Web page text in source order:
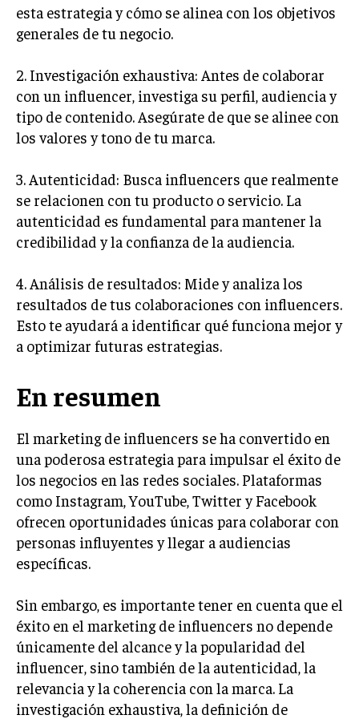
ÉTICA EMPRESARIAL Y RESPONSABILIDAD
SOCIAL
Acerca de Últimas entradas
Ernesto Ayala
Hola, soy Ernesto Ayala, un observador incansable
del mundo empresarial. Vivo para analizar y
comprender los movimientos del mercado. Fuera
del trabajo, soy un amante de la literatura clásica,
Aparece en periódicos digitales y domina los buscadores,
Infórmate aquí.
esta estrategia y cómo se alinea con los objetivos
generales de tu negocio.
2. Investigación exhaustiva: Antes de colaborar
con un influencer, investiga su perfil, audiencia y
tipo de contenido. Asegúrate de que se alinee con
los valores y tono de tu marca.
3. Autenticidad: Busca influencers que realmente
se relacionen con tu producto o servicio. La
autenticidad es fundamental para mantener la
credibilidad y la confianza de la audiencia.
4. Análisis de resultados: Mide y analiza los
resultados de tus colaboraciones con influencers.
Esto te ayudará a identificar qué funciona mejor y
a optimizar futuras estrategias.
En resumen
El marketing de influencers se ha convertido en
una poderosa estrategia para impulsar el éxito de
los negocios en las redes sociales. Plataformas
como Instagram, YouTube, Twitter y Facebook
ofrecen oportunidades únicas para colaborar con
personas influyentes y llegar a audiencias
específicas.
Sin embargo, es importante tener en cuenta que el
éxito en el marketing de influencers no depende
únicamente del alcance y la popularidad del
influencer, sino también de la autenticidad, la
relevancia y la coherencia con la marca. La
investigación exhaustiva, la definición de